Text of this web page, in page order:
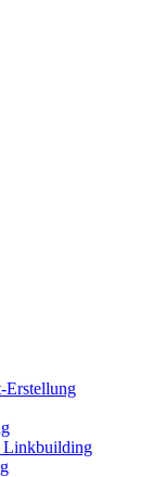
Erstellung
Linkbuilding